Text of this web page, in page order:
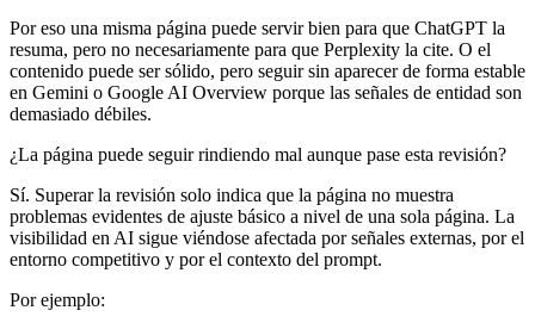
Por eso una misma página puede servir bien para que ChatGPT la
resuma, pero no necesariamente para que Perplexity la cite. O el
contenido puede ser sólido, pero seguir sin aparecer de forma estable
en Gemini o Google AI Overview porque las señales de entidad son
demasiado débiles.
¿La página puede seguir rindiendo mal aunque pase esta revisión?
Sí. Superar la revisión solo indica que la página no muestra
problemas evidentes de ajuste básico a nivel de una sola página. La
visibilidad en AI sigue viéndose afectada por señales externas, por el
entorno competitivo y por el contexto del prompt.
Por ejemplo: